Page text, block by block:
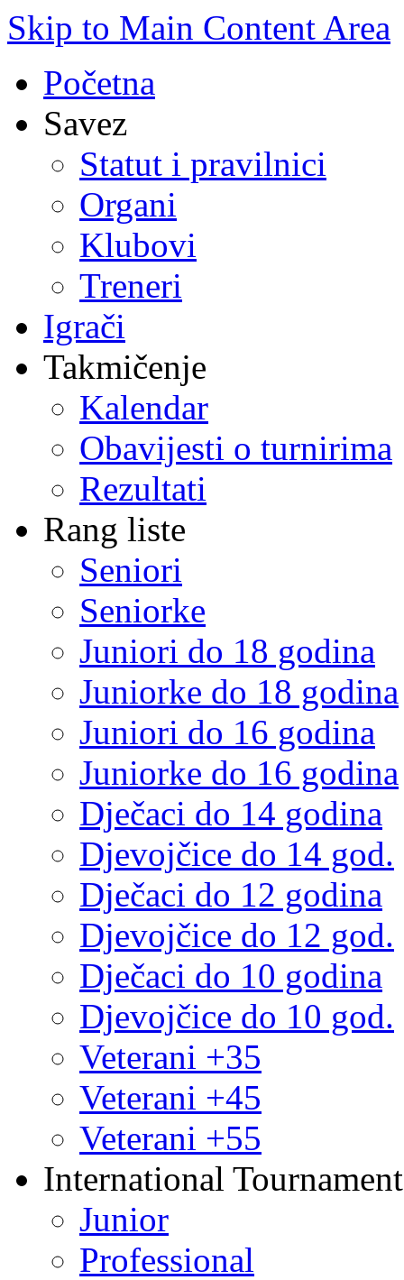
Skip to Main Content Area
Početna
Savez
Statut i pravilnici
Organi
Klubovi
Treneri
Igrači
Takmičenje
Kalendar
Obavijesti o turnirima
Rezultati
Rang liste
Seniori
Seniorke
Juniori do 18 godina
Juniorke do 18 godina
Juniori do 16 godina
Juniorke do 16 godina
Dječaci do 14 godina
Djevojčice do 14 god.
Dječaci do 12 godina
Djevojčice do 12 god.
Dječaci do 10 godina
Djevojčice do 10 god.
Veterani +35
Veterani +45
Veterani +55
International
Junior
Professional